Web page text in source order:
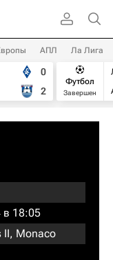
АПЛ Ла Лига
0
2
Футбол
Завершен
в 18:05
II, Monaco